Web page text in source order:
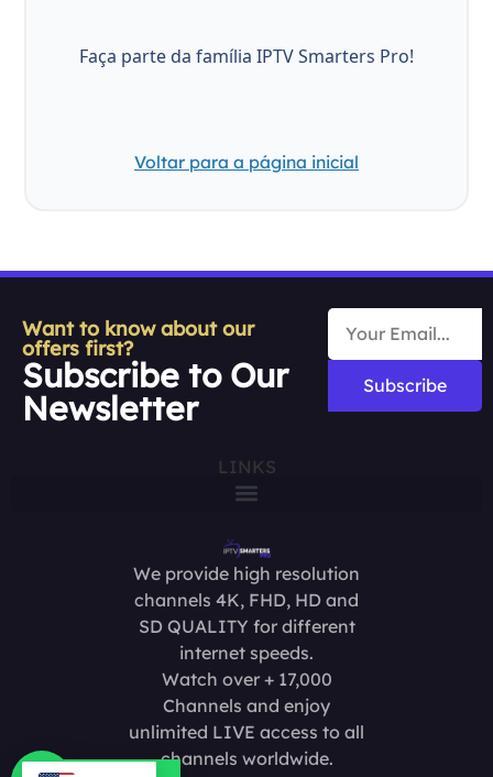
Faça parte da família IPTV Smarters Pro!
Voltar para a página inicial
Want to know about our
offers first?
Subscribe to Our
Newsletter
Subscribe
LINKS
We provide high resolution
channels 4K, FHD, HD and
SD QUALITY for different
internet speeds.
Watch over + 17,000
Channels and enjoy
unlimited LIVE access to all
channels worldwide.